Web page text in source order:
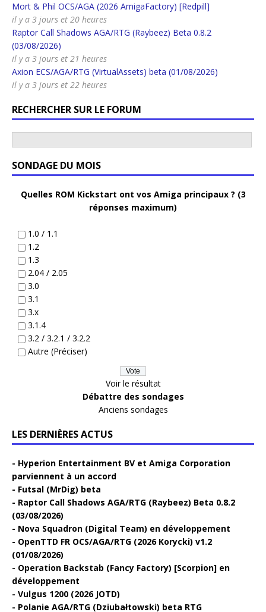
Mort & Phil OCS/AGA (2026 AmigaFactory) [Redpill]
il y a 3 jours et 20 heures
Raptor Call Shadows AGA/RTG (Raybeez) Beta 0.8.2
(03/08/2026)
il y a 3 jours et 21 heures
Axion ECS/AGA/RTG (VirtualAssets) beta (01/08/2026)
il y a 3 jours et 22 heures
RECHERCHER SUR LE FORUM
SONDAGE DU MOIS
Quelles ROM Kickstart ont vos Amiga principaux ? (3
réponses maximum)
1.0 / 1.1
1.2
1.3
2.04 / 2.05
3.0
3.1
3.x
3.1.4
3.2 / 3.2.1 / 3.2.2
Autre (Préciser)
Voir le résultat
Débattre des sondages
Anciens sondages
LES DERNIÈRES ACTUS
Hyperion Entertainment BV et Amiga Corporation
parviennent à un accord
Futsal (MrDig) beta
Raptor Call Shadows AGA/RTG (Raybeez) Beta 0.8.2
(03/08/2026)
Nova Squadron (Digital Team) en développement
OpenTTD FR OCS/AGA/RTG (2026 Korycki) v1.2
(01/08/2026)
Operation Backstab (Fancy Factory) [Scorpion] en
développement
Vulgus 1200 (2026 JOTD)
Polanie AGA/RTG (Dziubałtowski) beta RTG